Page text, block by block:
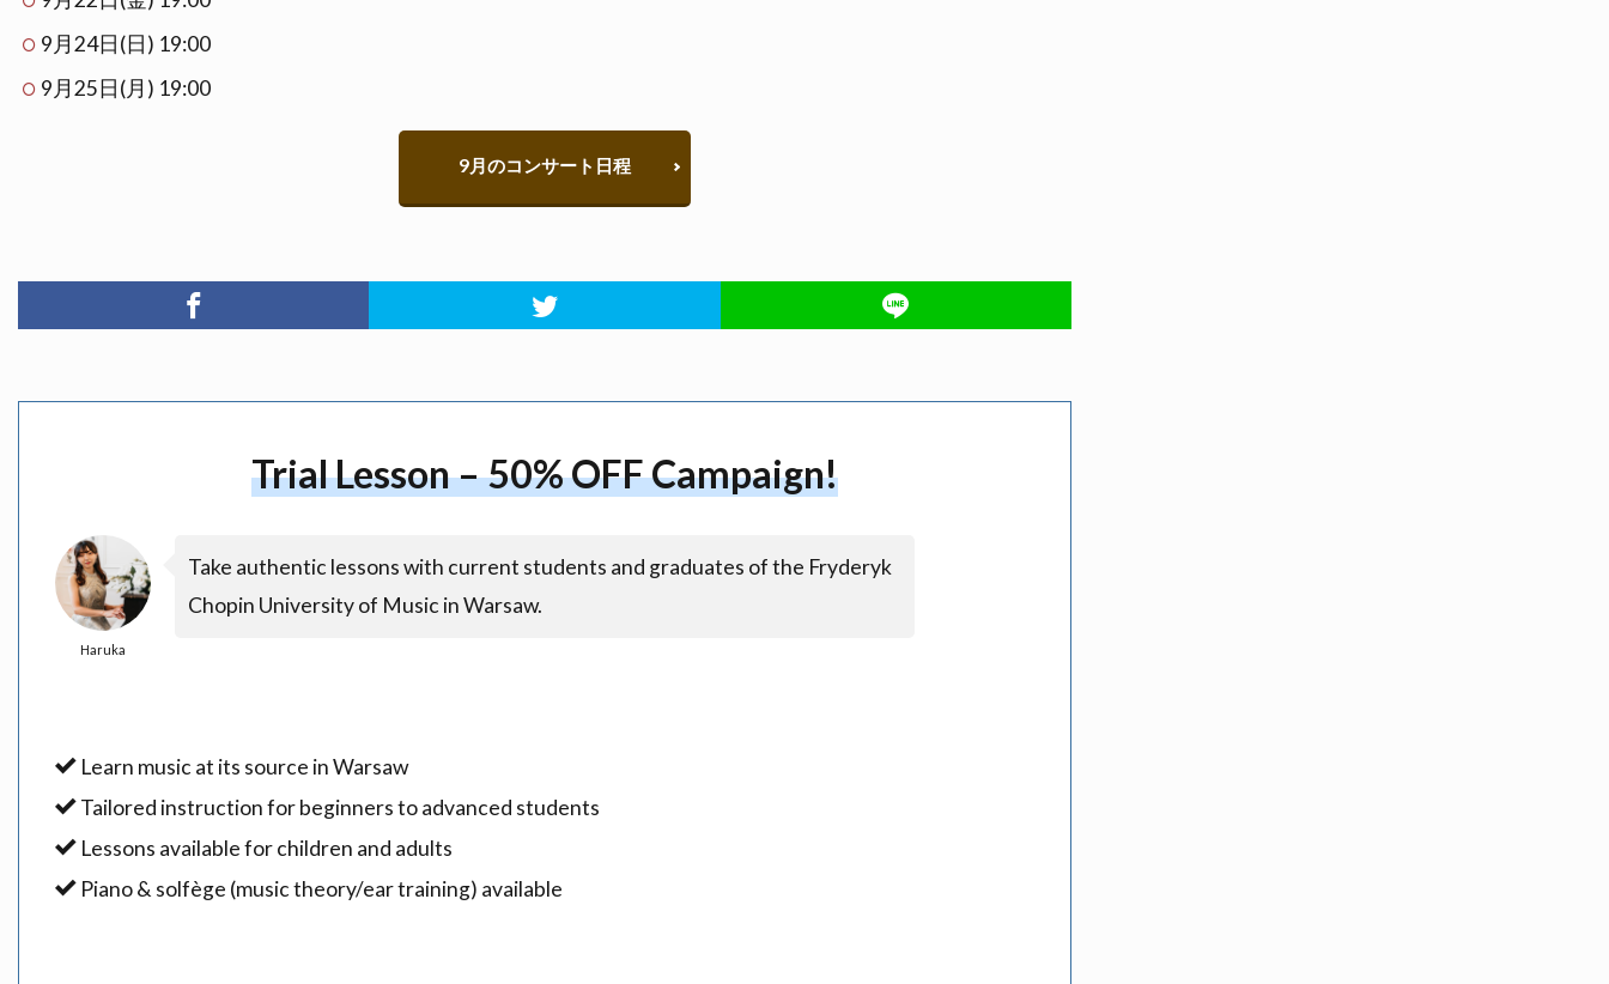
9月24日(日) 19:00
9月25日(月) 19:00
9月のコンサート日程
Trial Lesson – 50% OFF Campaign!
Haruka
Take authentic lessons with current students and graduates of the Fryderyk
Chopin University of Music in Warsaw.
Learn music at its source in Warsaw
Tailored instruction for beginners to advanced students
Lessons available for children and adults
Piano & solfège (music theory/ear training) available